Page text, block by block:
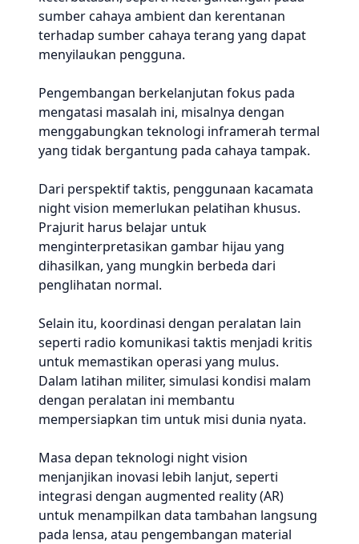
sumber cahaya ambient dan kerentanan
terhadap sumber cahaya terang yang dapat
menyilaukan pengguna.
Pengembangan berkelanjutan fokus pada
mengatasi masalah ini, misalnya dengan
menggabungkan teknologi inframerah termal
yang tidak bergantung pada cahaya tampak.
Dari perspektif taktis, penggunaan kacamata
night vision memerlukan pelatihan khusus.
Prajurit harus belajar untuk
menginterpretasikan gambar hijau yang
dihasilkan, yang mungkin berbeda dari
penglihatan normal.
Selain itu, koordinasi dengan peralatan lain
seperti radio komunikasi taktis menjadi kritis
untuk memastikan operasi yang mulus.
Dalam latihan militer, simulasi kondisi malam
dengan peralatan ini membantu
mempersiapkan tim untuk misi dunia nyata.
Masa depan teknologi night vision
menjanjikan inovasi lebih lanjut, seperti
integrasi dengan augmented reality (AR)
untuk menampilkan data tambahan langsung
pada lensa, atau pengembangan material